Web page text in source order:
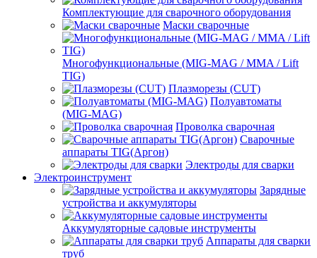
Комплектующие для сварочного оборудования
Маски сварочные
Многофункциональные (MIG-MAG / MMA / Lift
TIG)
Плазморезы (CUT)
Полуавтоматы
(МIG-MAG)
Проволка сварочная
Сварочные
аппараты TIG(Аргон)
Электроды для сварки
Электроинструмент
Зарядные
устройства и аккумуляторы
Аккумуляторные садовые инструменты
Аппараты для сварки
труб